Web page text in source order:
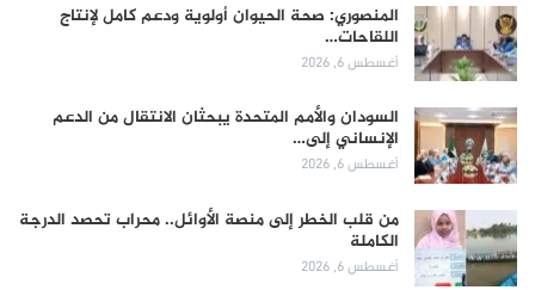
المنصوري: صحة الحيوان أولوية ودعم كامل لإنتاج
اللقاحات…
أغسطس 6, 2026
السودان والأمم المتحدة يبحثان الانتقال من الدعم
الإنساني إلى…
أغسطس 6, 2026
من قلب الخطر إلى منصة الأوائل.. محراب تحصد الدرجة
الكاملة
أغسطس 6, 2026